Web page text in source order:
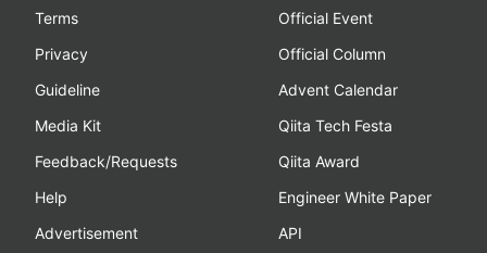
Terms
Privacy
Guideline
Media Kit
Feedback/Requests
Help
Advertisement
Official Event
Official Column
Advent Calendar
Qiita Tech Festa
Qiita Award
Engineer White Paper
API